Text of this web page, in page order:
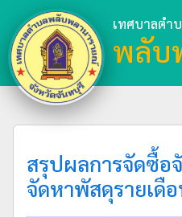
เทศบาลตำ
พลับ
สรุปผลการจัดซื้อ
จัดหาพัสดุรายเดื